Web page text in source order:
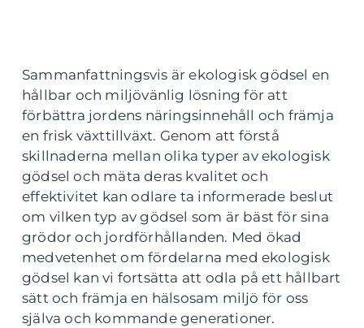
Sammanfattningsvis är ekologisk gödsel en
hållbar och miljövänlig lösning för att
förbättra jordens näringsinnehåll och främja
en frisk växttillväxt. Genom att förstå
skillnaderna mellan olika typer av ekologisk
gödsel och mäta deras kvalitet och
effektivitet kan odlare ta informerade beslut
om vilken typ av gödsel som är bäst för sina
grödor och jordförhållanden. Med ökad
medvetenhet om fördelarna med ekologisk
gödsel kan vi fortsätta att odla på ett hållbart
sätt och främja en hälsosam miljö för oss
själva och kommande generationer.